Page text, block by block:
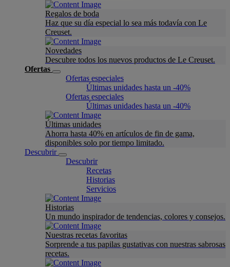
Regalos de boda
Haz que su día especial lo sea más todavía con Le
Creuset.
Novedades
Descubre todos los nuevos productos de Le Creuset.
Ofertas
Ofertas especiales
Últimas unidades hasta un -40%
Ofertas especiales
Últimas unidades hasta un -40%
Últimas unidades
Ahorra hasta 40% en artículos de fin de gama,
disponibles solo por tiempo limitado.
Descubrir
Descubrir
Recetas
Historias
Servicios
Historias
Un mundo inspirador de tendencias, colores y consejos.
Nuestras recetas favoritas
Sorprende a tus papilas gustativas con nuestras sabrosas
recetas.